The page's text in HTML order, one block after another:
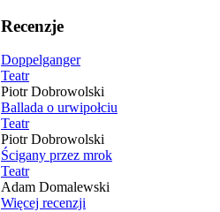
Recenzje
Doppelganger
Teatr
Piotr Dobrowolski
Ballada o urwipołciu
Teatr
Piotr Dobrowolski
Ścigany przez mrok
Teatr
Adam Domalewski
Więcej recenzji